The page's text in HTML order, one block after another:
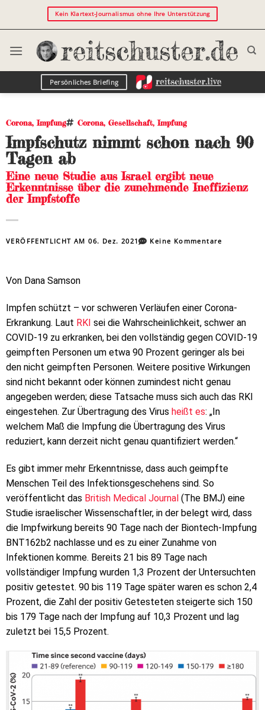
Kein Klartext-Journalismus ohne Ihre Unterstützung
Persönliches Briefing
Corona,Impfung Corona, Gesellschaft,Impfung
Impfschutz nimmt schon nach 90
Tagen ab
Eine neue Studie aus Israel ergibt neue
Erkenntnisse über die zunehmende Ineffizienz
der Impfstoffe
VERÖFFENTLICHT AM06. Dez. 2021 Keine Kommentare
Von Dana Samson
Impfen schützt – vor schweren Verläufen einer Corona-
Erkrankung. Laut RKI sei die Wahrscheinlichkeit, schwer an
COVID-19 zu erkranken, bei den vollständig gegen COVID-19
geimpften Personen um etwa 90 Prozent geringer als bei
den nicht geimpften Personen. Weitere positive Wirkungen
sind nicht bekannt oder können zumindest nicht genau
angegeben werden; diese Tatsache muss sich auch das RKI
eingestehen. Zur Übertragung des Virus heißt es: „In
welchem Maß die Impfung die Übertragung des Virus
reduziert, kann derzeit nicht genau quantifiziert werden.“
Es gibt immer mehr Erkenntnisse, dass auch geimpfte
Menschen Teil des Infektionsgeschehens sind. So
veröffentlicht das British Medical Journal (The BMJ) eine
Studie israelischer Wissenschaftler, in der belegt wird, dass
die Impfwirkung bereits 90 Tage nach der Biontech-Impfung
BNT162b2 nachlasse und es zu einer Zunahme von
Infektionen komme. Bereits 21 bis 89 Tage nach
vollständiger Impfung wurden 1,3 Prozent der Untersuchten
positiv getestet. 90 bis 119 Tage später waren es schon 2,4
Prozent, die Zahl der positiv Getesteten steigerte sich 150
bis 179 Tage nach der Impfung auf 10,3 Prozent und lag
zuletzt bei 15,5 Prozent.